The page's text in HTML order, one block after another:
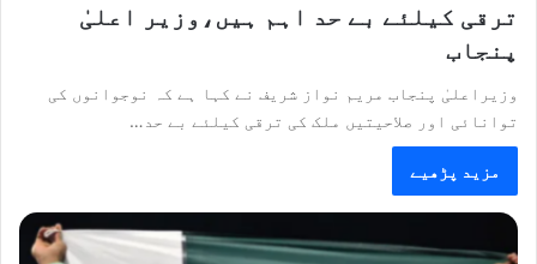
ترقی کیلئے بے حد اہم ہیں،وزیر اعلیٰ
پنجاب
وزیراعلیٰ پنجاب مریم نواز شریف نے کہا ہے کہ نوجوانوں کی
توانائی اور صلاحیتیں ملک کی ترقی کیلئے بے حد…
مزید پڑھیے